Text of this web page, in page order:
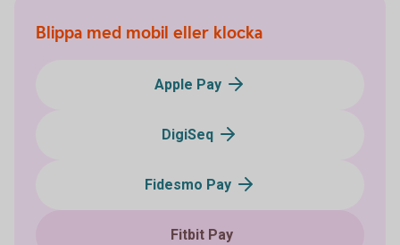
Blippa med mobil eller klocka
Apple Pay
DigiSeq
Fidesmo Pay
Fitbit Pay